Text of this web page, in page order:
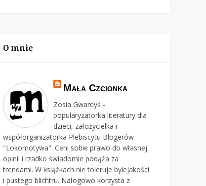
O mnie
Mała Czcionka
Zosia Gwardyś -
popularyzatorka literatury dla
dzieci, założycielka i
współorganizatorka Plebiscytu Blogerów
"Lokomotywa". Ceni sobie prawo do własnej
opinii i rzadko świadomie podąża za
trendami. W książkach nie toleruje bylejakości
i pustego blichtru. Nałogowo korzysta z